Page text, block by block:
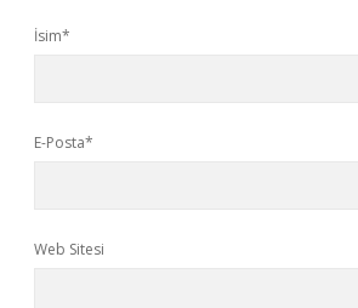
İsim*
E-Posta*
Web Sitesi